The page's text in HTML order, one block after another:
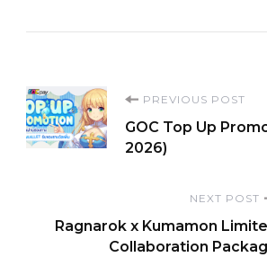
Post
Navigation
PREVIOUS POST
GOC Top Up
2026)
NEXT POST
Ragnarok x Kumamon
Collaboration